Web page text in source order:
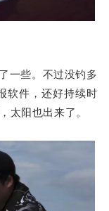
一些。不过没钓多
软件，还好持续时
太阳也出来了。